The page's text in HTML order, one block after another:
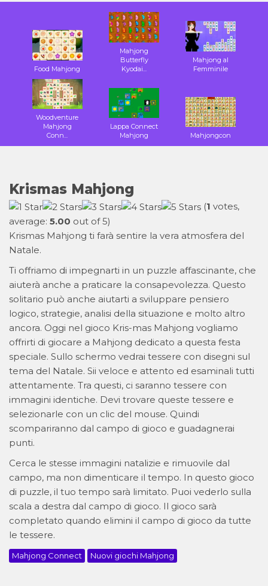
Food Mahjong
Mahjong
Butterfly
Kyodai...
Mahjong al
Femminile
Woodventure
Mahjong
Conn...
Lappa Connect
Mahjong
Mahjongcon
Krismas Mahjong
(1 votes,
average: 5.00 out of 5)
Krismas Mahjong ti farà sentire la vera atmosfera del
Natale.
Ti offriamo di impegnarti in un puzzle affascinante, che
aiuterà anche a praticare la consapevolezza. Questo
solitario può anche aiutarti a sviluppare pensiero
logico, strategie, analisi della situazione e molto altro
ancora. Oggi nel gioco Kris-mas Mahjong vogliamo
offrirti di giocare a Mahjong dedicato a questa festa
speciale. Sullo schermo vedrai tessere con disegni sul
tema del Natale. Sii veloce e attento ed esaminali tutti
attentamente. Tra questi, ci saranno tessere con
immagini identiche. Devi trovare queste tessere e
selezionarle con un clic del mouse. Quindi
scompariranno dal campo di gioco e guadagnerai
punti.
Cerca le stesse immagini natalizie e rimuovile dal
campo, ma non dimenticare il tempo. In questo gioco
di puzzle, il tuo tempo sarà limitato. Puoi vederlo sulla
scala a destra dal campo di gioco. Il gioco sarà
completato quando elimini il campo di gioco da tutte
le tessere.
Mahjong Connect Nuovi giochi Mahjong